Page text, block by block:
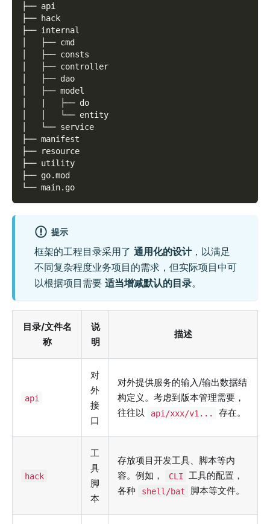
├── api
├── hack
├── internal
│   ├── cmd
│   ├── consts
│   ├── controller
│   ├── dao
│   ├── model
│   |   ├── do
│   │   └── entity
│   └── service
├── manifest
├── resource
├── utility
├── go.mod
└── main.go
提示
框架的工程目录采用了 通用化的设计，以满足
不同复杂程度业务项目的需求，但实际项目中可
以根据项目需要 适当增减默认的目录。
目录/文件名
称
说
明
描述
api
对
外
接
口
对外提供服务的输入/输出数据结
构定义。考虑到版本管理需要，
往往以
api/xxx/v1... 存在。
hack
工
具
脚
本
存放项目开发工具、脚本等内
容。例如，
CLI
工具的配置，
各种
shell/bat 脚本等文件。